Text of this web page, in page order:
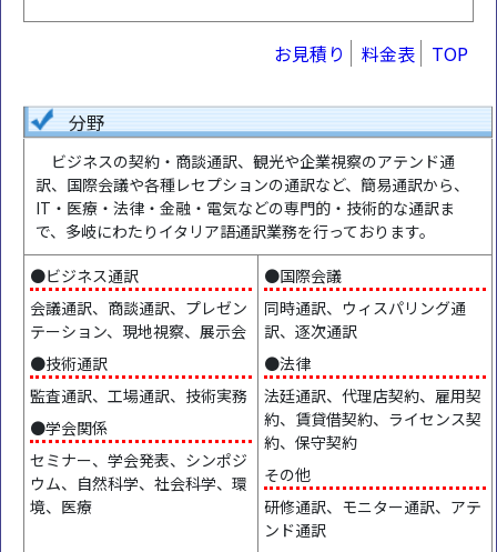
お見積り 料金表 TOP
分野
ビジネスの契約・商談通訳、観光や企業視察のアテンド通
訳、国際会議や各種レセプションの通訳など、簡易通訳から、
IT・医療・法律・金融・電気などの専門的・技術的な通訳ま
で、多岐にわたりイタリア語通訳業務を行っております。
●ビジネス通訳
会議通訳、商談通訳、プレゼン
テーション、現地視察、展示会
●技術通訳
監査通訳、工場通訳、技術実務
●学会関係
セミナー、学会発表、シンポジ
ウム、自然科学、社会科学、環
境、医療
●国際会議
同時通訳、ウィスパリング通
訳、逐次通訳
●法律
法廷通訳、代理店契約、雇用契
約、賃貸借契約、ライセンス契
約、保守契約
その他
研修通訳、モニター通訳、アテ
ンド通訳